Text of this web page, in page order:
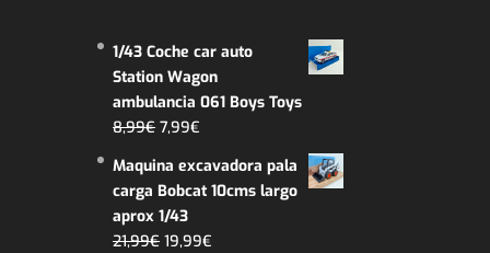
1/43 Coche car auto
Station Wagon
ambulancia 061 Boys Toys
8,99€ El
original
era:
8,99€.
7,99€
actual
es:
Maquina excavadora pala
carga Bobcat 10cms largo
aprox 1/43
21,99€ El
19,99€